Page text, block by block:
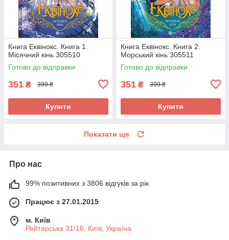
Книга Еквінокс. Книга 1.
Місячний кінь 305510
Готово до відправки
351 ₴ 399 ₴
Купити
Книга Еквінокс. Книга 2.
Морський кінь 305511
Готово до відправки
351 ₴ 399 ₴
Купити
Показати ще
Про нас
99% позитивних з 3806 відгуків за рік
Працює з 27.01.2015
м. Київ
Рейтарська 31\16, Київ, Україна